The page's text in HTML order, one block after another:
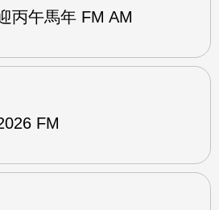
丙午馬年 FM AM
FM